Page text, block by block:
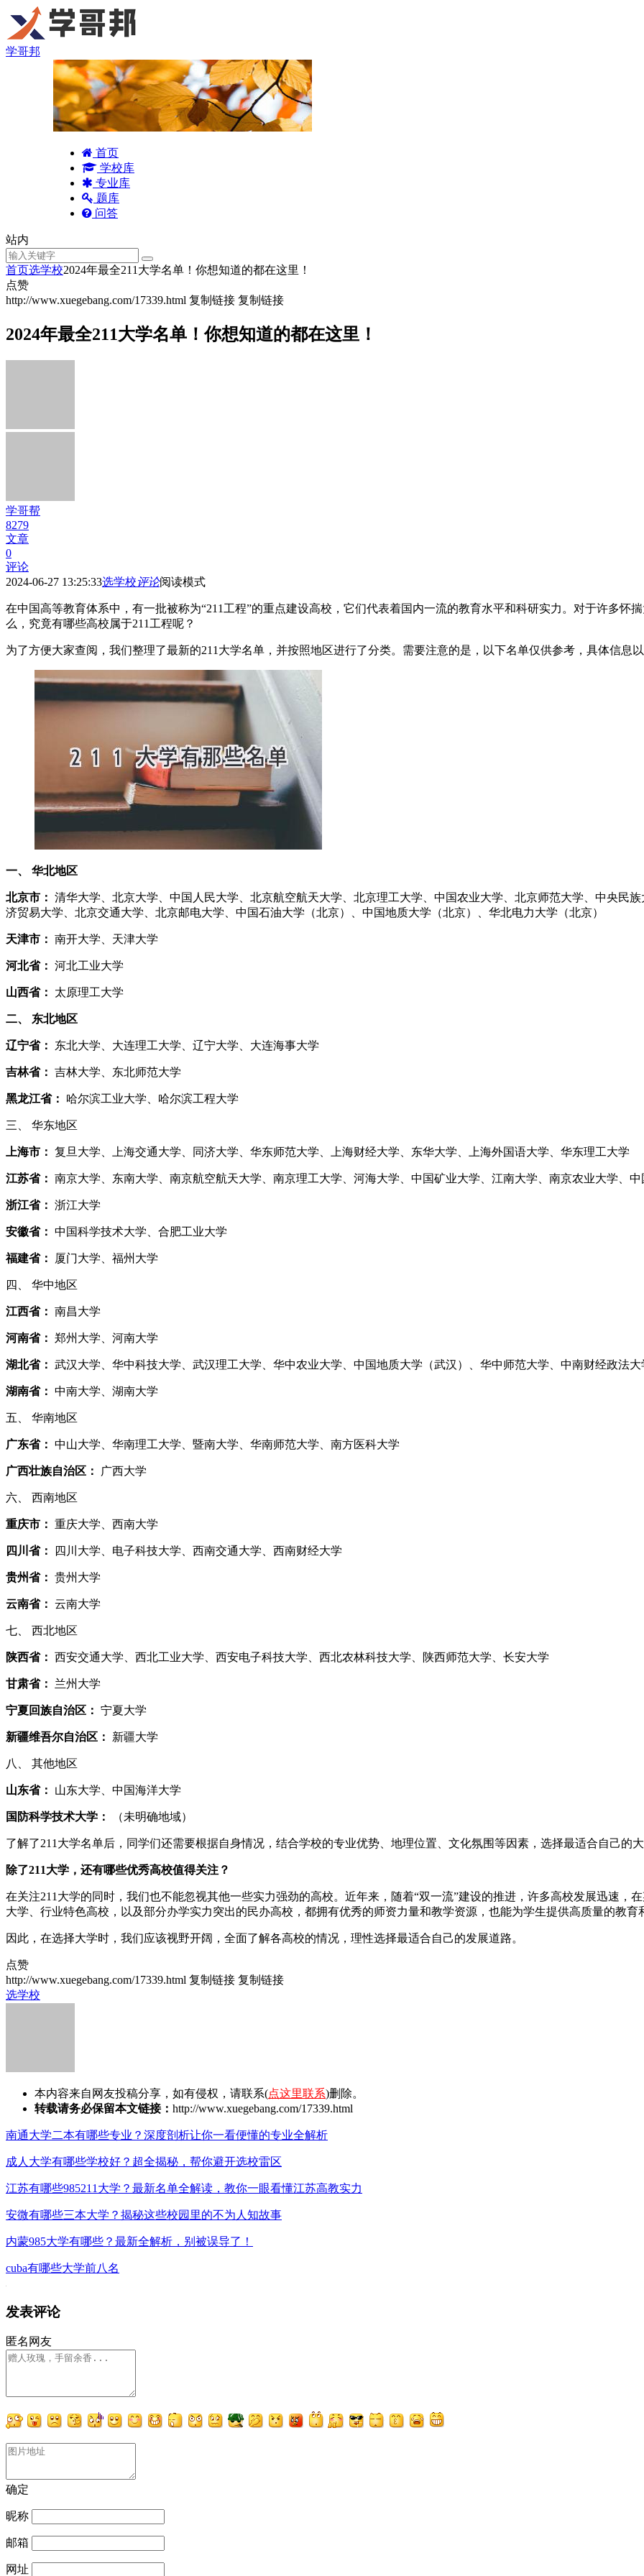
学哥邦
首页
学校库
专业库
题库
问答
站内
首页选学校2024年最全211大学名单！你想知道的都在这里！
点赞
http://www.xuegebang.com/17339.html 复制链接 复制链接
2024年最全211大学名单！你想知道的都在这里！
学哥帮
8279
文章
0
评论
2024-06-27 13:25:33选学校评论阅读模式
在中国高等教育体系中，有一批被称为“211工程”的重点建设高校，它们代表着国内一流的教育水平和科研实力。对于许多怀
么，究竟有哪些高校属于211工程呢？
为了方便大家查阅，我们整理了最新的211大学名单，并按照地区进行了分类。需要注意的是，以下名单仅供参考，具体信息
一、 华北地区
北京市： 清华大学、北京大学、中国人民大学、北京航空航天大学、北京理工大学、中国农业大学、北京师范大学、中央民
济贸易大学、北京交通大学、北京邮电大学、中国石油大学（北京）、中国地质大学（北京）、华北电力大学（北京）
天津市： 南开大学、天津大学
河北省： 河北工业大学
山西省： 太原理工大学
二、 东北地区
辽宁省： 东北大学、大连理工大学、辽宁大学、大连海事大学
吉林省： 吉林大学、东北师范大学
黑龙江省： 哈尔滨工业大学、哈尔滨工程大学
三、 华东地区
上海市： 复旦大学、上海交通大学、同济大学、华东师范大学、上海财经大学、东华大学、上海外国语大学、华东理工大学
江苏省： 南京大学、东南大学、南京航空航天大学、南京理工大学、河海大学、中国矿业大学、江南大学、南京农业大学、
浙江省： 浙江大学
安徽省： 中国科学技术大学、合肥工业大学
福建省： 厦门大学、福州大学
四、 华中地区
江西省： 南昌大学
河南省： 郑州大学、河南大学
湖北省： 武汉大学、华中科技大学、武汉理工大学、华中农业大学、中国地质大学（武汉）、华中师范大学、中南财经政法大
湖南省： 中南大学、湖南大学
五、 华南地区
广东省： 中山大学、华南理工大学、暨南大学、华南师范大学、南方医科大学
广西壮族自治区： 广西大学
六、 西南地区
重庆市： 重庆大学、西南大学
四川省： 四川大学、电子科技大学、西南交通大学、西南财经大学
贵州省： 贵州大学
云南省： 云南大学
七、 西北地区
陕西省： 西安交通大学、西北工业大学、西安电子科技大学、西北农林科技大学、陕西师范大学、长安大学
甘肃省： 兰州大学
宁夏回族自治区： 宁夏大学
新疆维吾尔自治区： 新疆大学
八、 其他地区
山东省： 山东大学、中国海洋大学
国防科学技术大学： （未明确地域）
了解了211大学名单后，同学们还需要根据自身情况，结合学校的专业优势、地理位置、文化氛围等因素，选择最适合自己的
除了211大学，还有哪些优秀高校值得关注？
在关注211大学的同时，我们也不能忽视其他一些实力强劲的高校。近年来，随着“双一流”建设的推进，许多高校发展迅速，
大学、行业特色高校，以及部分办学实力突出的民办高校，都拥有优秀的师资力量和教学资源，也能为学生提供高质量的教育
因此，在选择大学时，我们应该视野开阔，全面了解各高校的情况，理性选择最适合自己的发展道路。
点赞
http://www.xuegebang.com/17339.html 复制链接 复制链接
选学校
本内容来自网友投稿分享，如有侵权，请联系(点这里联系)删除。
转载请务必保留本文链接： http://www.xuegebang.com/17339.html
南通大学二本有哪些专业？深度剖析让你一看便懂的专业全解析
成人大学有哪些学校好？超全揭秘，帮你避开选校雷区
江苏有哪些985211大学？最新名单全解读，教你一眼看懂江苏高教实力
安微有哪些三本大学？揭秘这些校园里的不为人知故事
内蒙985大学有哪些？最新全解析，别被误导了！
cuba有哪些大学前八名
发表评论
匿名网友
确定
昵称
邮箱
网址